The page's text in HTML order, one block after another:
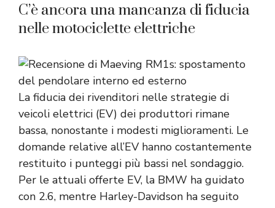
C’è ancora una mancanza di fiducia
nelle motociclette elettriche
La fiducia dei rivenditori nelle strategie di
veicoli elettrici (EV) dei produttori rimane
bassa, nonostante i modesti miglioramenti. Le
domande relative all’EV hanno costantemente
restituito i punteggi più bassi nel sondaggio.
Per le attuali offerte EV, la BMW ha guidato
con 2.6, mentre Harley-Davidson ha seguito